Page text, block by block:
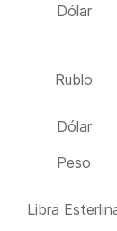
Dólar
Rublo
Dólar
Peso
Libra